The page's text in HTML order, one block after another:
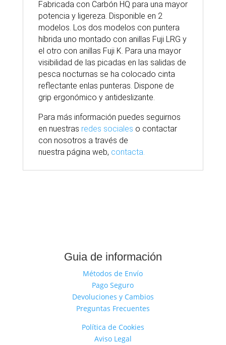
Fabricada con Carbón HQ para una mayor
potencia y ligereza. Disponible en 2
modelos. Los dos modelos con puntera
híbrida uno montado con anillas Fuji LRG y
el otro con anillas Fuji K. Para una mayor
visibilidad de las picadas en las salidas de
pesca nocturnas se ha colocado cinta
reflectante enlas punteras. Dispone de
grip ergonómico y antideslizante.
Para más información puedes seguirnos
en nuestras redes sociales o contactar
con nosotros a través de
nuestra página web, contacta.
Guia de información
Métodos de Envío
Pago Seguro
Devoluciones y Cambios
Preguntas Frecuentes
Política de Cookies
Aviso Legal